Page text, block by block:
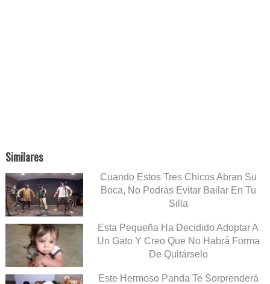
Similares
Cuando Estos Tres Chicos Abran Su
Boca, No Podrás Evitar Bailar En Tu
Silla
Esta Pequeña Ha Decidido Adoptar A
Un Gato Y Creo Que No Habrá Forma
De Quitárselo
Este Hermoso Panda Te Sorprenderá